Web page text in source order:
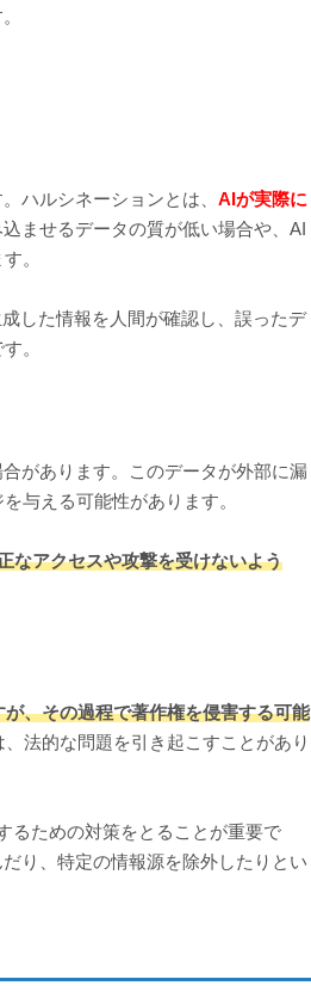
ハルシネーションとは、 AIが実際に
ませるデータの質が低い場合や、AI
。
した情報を人間が確認し、誤ったデ
。
があります。このデータが外部に漏
与える可能性があります。
なアクセスや攻撃を受けないよう
、その過程で著作権を侵害する可能
法的な問題を引き起こすことがあり
るための対策をとることが重要で
り、特定の情報源を除外したりとい